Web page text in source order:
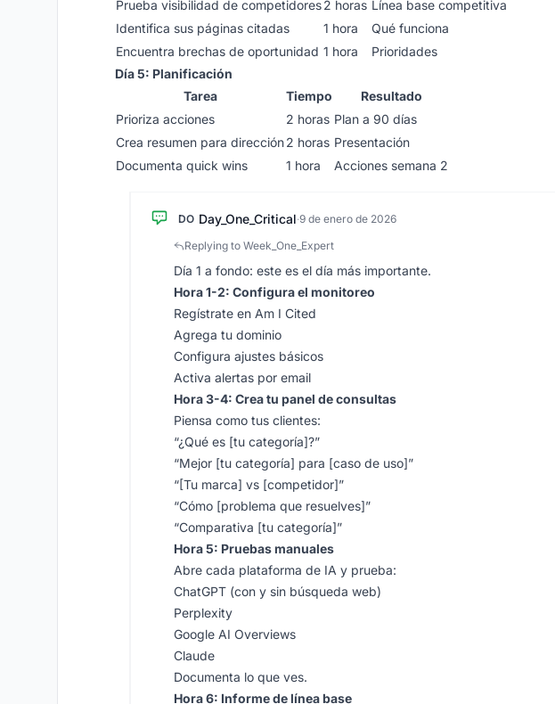
Prueba visibilidad de competidores2 horas Línea base competitiva
Identifica sus páginas citadas
1 hora
Qué funciona
Encuentra brechas de oportunidad 1 hora
Prioridades
Día 5: Planificación
Tarea
Tiempo
Resultado
Prioriza acciones
2 horas Plan a 90 días
Crea resumen para dirección2 horas Presentación
Documenta quick wins
1 hora Acciones semana 2
DO Day_One_Critical·9 de enero de 2026
Replying to Week_One_Expert
Día 1 a fondo: este es el día más importante.
Hora 1-2: Configura el monitoreo
Regístrate en Am I Cited
Agrega tu dominio
Configura ajustes básicos
Activa alertas por email
Hora 3-4: Crea tu panel de consultas
Piensa como tus clientes:
“¿Qué es [tu categoría]?”
“Mejor [tu categoría] para [caso de uso]”
“[Tu marca] vs [competidor]”
“Cómo [problema que resuelves]”
“Comparativa [tu categoría]”
Hora 5: Pruebas manuales
Abre cada plataforma de IA y prueba:
ChatGPT (con y sin búsqueda web)
Perplexity
Google AI Overviews
Claude
Documenta lo que ves.
Hora 6: Informe de línea base